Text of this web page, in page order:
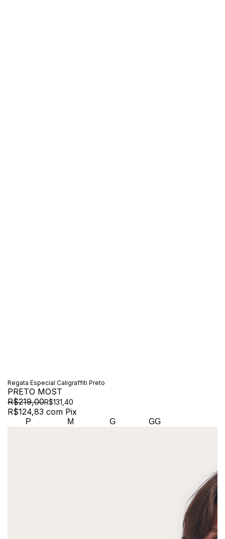
Regata Especial Caligraffiti Preto
PRETO MOST
R$219,00R$131,40
R$124,83 com Pix
P M G GG